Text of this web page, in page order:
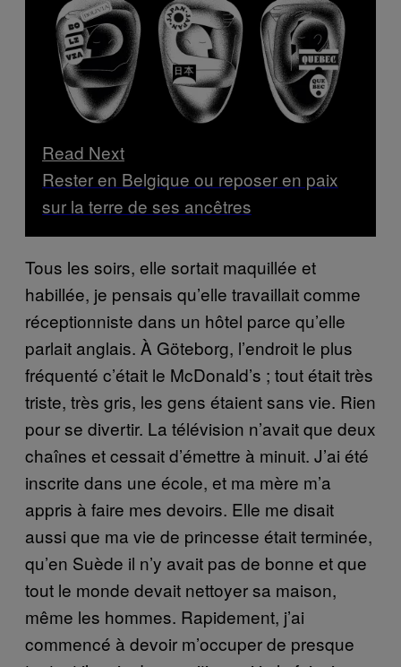
Read Next
Rester en Belgique ou reposer en paix
sur la terre de ses ancêtres
Tous les soirs, elle sortait maquillée et
habillée, je pensais qu’elle travaillait comme
réceptionniste dans un hôtel parce qu’elle
parlait anglais. À Göteborg, l’endroit le plus
fréquenté c’était le McDonald’s ; tout était très
triste, très gris, les gens étaient sans vie. Rien
pour se divertir. La télévision n’avait que deux
chaînes et cessait d’émettre à minuit. J’ai été
inscrite dans une école, et ma mère m’a
appris à faire mes devoirs. Elle me disait
aussi que ma vie de princesse était terminée,
qu’en Suède il n’y avait pas de bonne et que
tout le monde devait nettoyer sa maison,
même les hommes. Rapidement, j’ai
commencé à devoir m’occuper de presque